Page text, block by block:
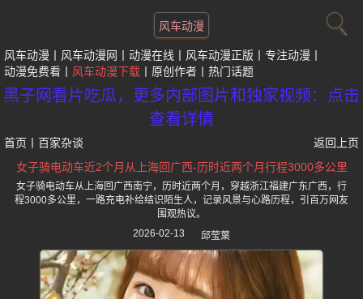
风车动漫
风车动漫 风车动漫网 动漫在线 风车动漫正版
专注动漫
动漫免费看
风车动漫下载 原创作者 热门话题
黑子网看片吃瓜，更多内部图片和独家视频：点击
查看详情
首页 百家杂谈
返回上页
女子骑电动车近2个月从上海回广西-历时近两个月行程3000多公里
女子骑电动车从上海回广西南宁，历时近两个月，穿越浙江福建广东广西，行
程3000多公里，一路充电补给结识陌生人，记录风景与心路历程，引百万网友
围观热议。
2026-02-13
邱莹葉